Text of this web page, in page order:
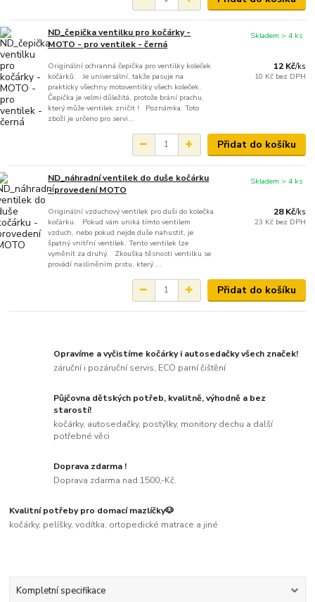
ND_čepička ventilku pro kočárky -
MOTO - pro ventilek - černá
Originální ochranná čepička pro ventilky koleček
kočárků. Je universální, takže pasuje na
prakticky všechny motoventilky všech koleček.
Čepička je velmi důležitá, protože brání prachu,
který může ventilek zničit ! Poznámka: Toto
zboží je určeno pro servi...
12 Kč/ks
10 Kč bez DPH
Skladem > 4 ks
Přidat do košíku
ND_náhradní ventilek do duše kočárku
- provedení MOTO
Originální vzduchový ventilek pro duši do kolečka
kočárku. Pokud vám uniká tímto ventilem
vzduch, nebo pokud nejde duše nahustit, je
špatný vnitřní ventilek. Tento ventilek lze
vyměnit za druhý. Zkouška těsnosti ventilku se
provádí nasliněním prstu, který ...
28 Kč/ks
23 Kč bez DPH
Skladem > 4 ks
Přidat do košíku
Opravíme a vyčistíme kočárky i autosedačky všech značek!
záruční i pozáruční servis, ECO parní čištění
Půjčovna dětských potřeb, kvalitně, výhodně a bez
starostí!
kočárky, autosedačky, postýlky, monitory dechu a další
potřebné věci
Doprava zdarma !
Doprava zdarma nad 1500,-Kč.
Kvalitní potřeby pro domací mazlíčky🐶
kočárky, pelíšky, vodítka, ortopedické matrace a jiné
Kompletní specifikace